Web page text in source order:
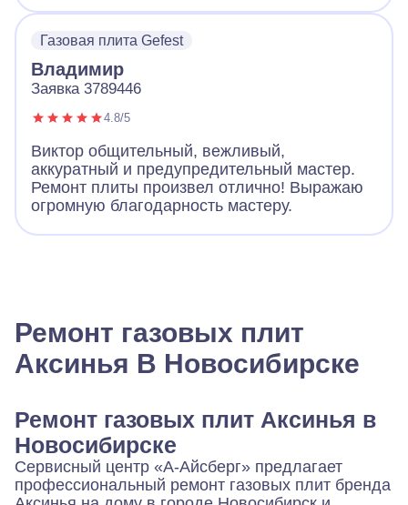
Газовая плита Gefest
Владимир
Заявка 3789446
4.8/5
Виктор общительный, вежливый,
аккуратный и предупредительный мастер.
Ремонт плиты произвел отлично! Выражаю
огромную благодарность мастеру.
Ремонт газовых плит
Аксинья В Новосибирске
Ремонт газовых плит Аксинья в
Новосибирске
Сервисный центр «А‑Айсберг» предлагает
профессиональный ремонт газовых плит бренда